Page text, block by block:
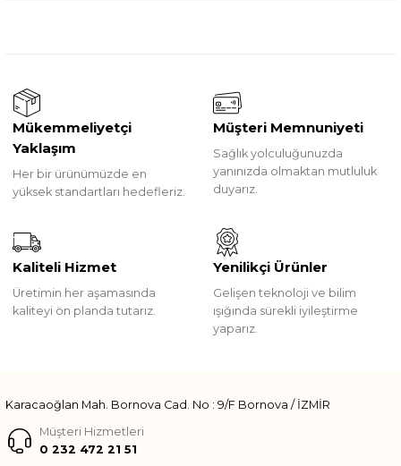
Mükemmeliyetçi
Yaklaşım
Her bir ürünümüzde en
yüksek standartları hedefleriz.
Müşteri Memnuniyeti
Sağlık yolculuğunuzda
yanınızda olmaktan mutluluk
duyarız.
Kaliteli Hizmet
Üretimin her aşamasında
kaliteyi ön planda tutarız.
Yenilikçi Ürünler
Gelişen teknoloji ve bilim
ışığında sürekli iyileştirme
yaparız.
Karacaoğlan Mah. Bornova Cad. No : 9/F Bornova / İZMİR
Müşteri Hizmetleri
0 232 472 21 51